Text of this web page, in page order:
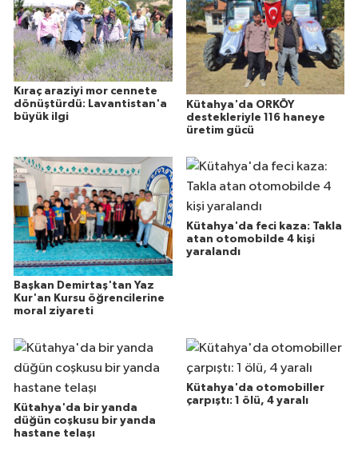
Kıraç araziyi mor cennete
dönüştürdü: Lavantistan'a
büyük ilgi
Kütahya'da ORKÖY
destekleriyle 116 haneye
üretim gücü
Başkan Demirtaş'tan Yaz
Kur'an Kursu öğrencilerine
moral ziyareti
Kütahya'da feci kaza: Takla
atan otomobilde 4 kişi
yaralandı
Kütahya'da bir yanda
düğün coşkusu bir yanda
hastane telaşı
Kütahya'da otomobiller
çarpıştı: 1 ölü, 4 yaralı